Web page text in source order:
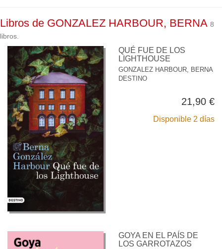
Libros de GONZALEZ HARBOUR, BERNA 8
libros.
QUÉ FUE DE LOS
LIGHTHOUSE
GONZALEZ HARBOUR, BERNA
DESTINO
21,90 €
Disponible 2 días
GOYA EN EL PAÍS DE
LOS GARROTAZOS